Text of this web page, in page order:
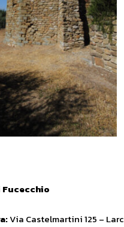
Fucecchio
Via Castelmartini 125 –